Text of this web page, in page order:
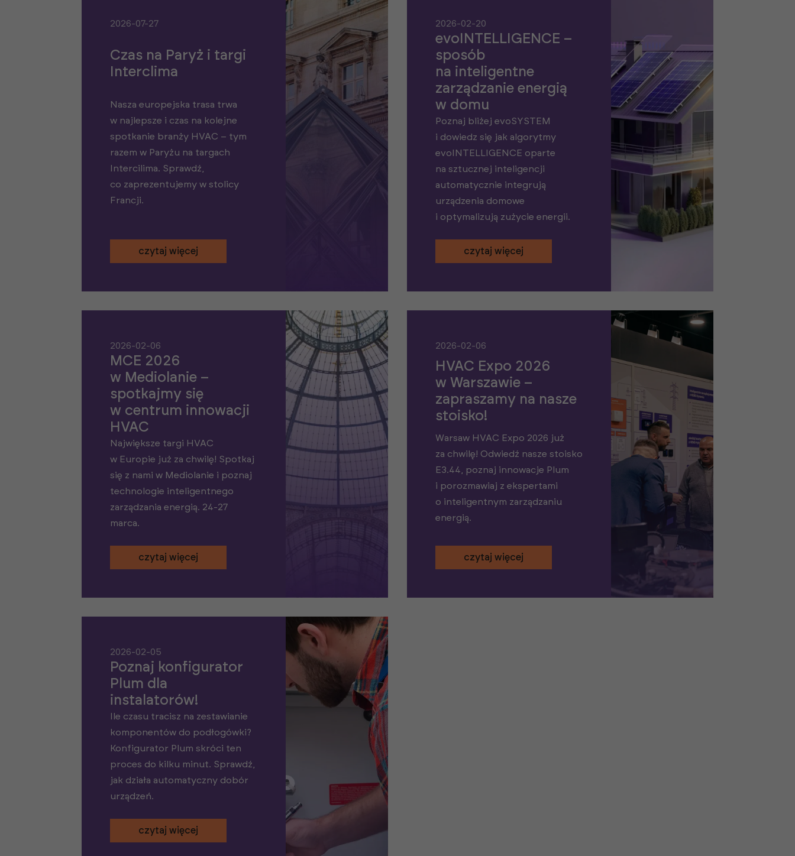
2026-07-27
Czas na Paryż i targi
Interclima
Nasza europejska trasa trwa
w najlepsze i czas na kolejne
spotkanie branży HVAC – tym
razem w Paryżu na targach
Intercilima. Sprawdź,
co zaprezentujemy w stolicy
Francji.
czytaj więcej
2026-02-20
evoINTELLIGENCE –
sposób
na inteligentne
zarządzanie energią
w domu
Poznaj bliżej evoSYSTEM
i dowiedz się jak algorytmy
evoINTELLIGENCE oparte
na sztucznej inteligencji
automatycznie integrują
urządzenia domowe
i optymalizują zużycie energii.
czytaj więcej
2026-02-06
MCE 2026
w Mediolanie –
spotkajmy się
w centrum innowacji
HVAC
Największe targi HVAC
w Europie już za chwilę! Spotkaj
się z nami w Mediolanie i poznaj
technologie inteligentnego
zarządzania energią. 24-27
marca.
czytaj więcej
2026-02-06
HVAC Expo 2026
w Warszawie –
zapraszamy na nasze
stoisko!
Warsaw HVAC Expo 2026 już
za chwilę! Odwiedź nasze stoisko
E3.44, poznaj innowacje Plum
i porozmawiaj z ekspertami
o inteligentnym zarządzaniu
energią.
czytaj więcej
2026-02-05
Poznaj konfigurator
Plum dla
instalatorów!
Ile czasu tracisz na zestawianie
komponentów do podłogówki?
Konfigurator Plum skróci ten
proces do kilku minut. Sprawdź,
jak działa automatyczny dobór
urządzeń.
czytaj więcej